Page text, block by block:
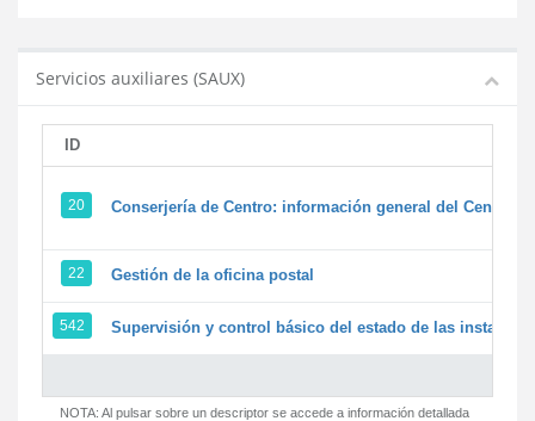
Servicios auxiliares (SAUX)
ID
20 Conserjería de Centro: información general del Centro y
22 Gestión de la oficina postal
542 Supervisión y control básico del estado de las
NOTA: Al pulsar sobre un descriptor se accede a información detallada